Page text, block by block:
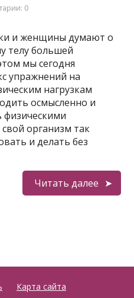
0
и женщины думают о
телу большей
мы сегодня
упражнений на
нагрузкам
осмысленно и
физическими
организм так
и делать без
Читать далее
Карта сайта